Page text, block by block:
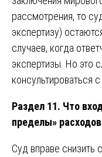
рассмотрения, то
экспертизу)
случаев, когда
экспертизы. Но это
консультироваться
Раздел 11. Что
пределы»
Суд вправе снизить